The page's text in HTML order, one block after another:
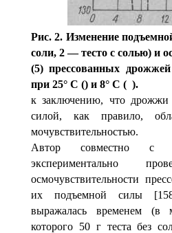
Рис. 2. Изменение
соли, 2 — тесто с солью) и
(5) прессо­ванных
при 25° С () и 8° С ( ).
к заключению, что
силой, как правило,
мочувствительностью.
Автор совместно
экспериментально
осмочувстви­тельности
их подъемной силы
выражалась временем (в
которого 50 г теста без